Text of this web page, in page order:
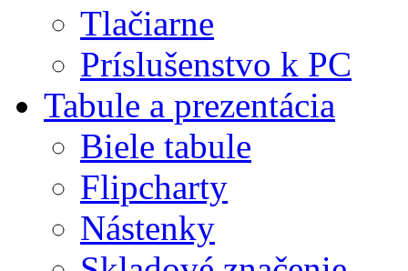
Tlačiarne
Príslušenstvo k PC
Tabule a prezentácia
Biele tabule
Flipcharty
Nástenky